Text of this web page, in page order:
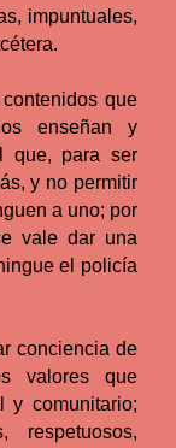
impuntuales,
que
enseñan y
que, para ser
y no permitir
a uno; por
vale dar una
el policía
conciencia de
valores que
y comunitario;
respetuosos,